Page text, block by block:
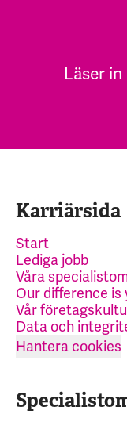
Läser
Karriärsida
Start
Lediga jobb
Våra
Our difference is
Vår
Data och
Hantera cookies